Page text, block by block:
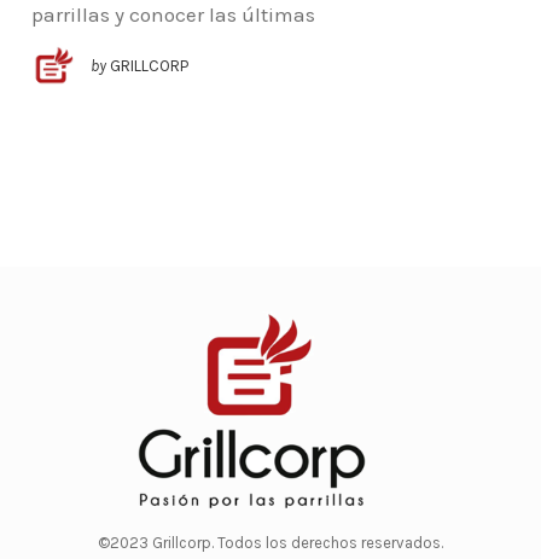
parrillas y conocer las últimas
by GRILLCORP
©2023 Grillcorp. Todos los derechos reservados.